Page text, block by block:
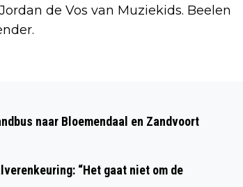
de Vos van Muziekids. Beelen
naar Bloemendaal en Zandvoort
“Het gaat niet om de